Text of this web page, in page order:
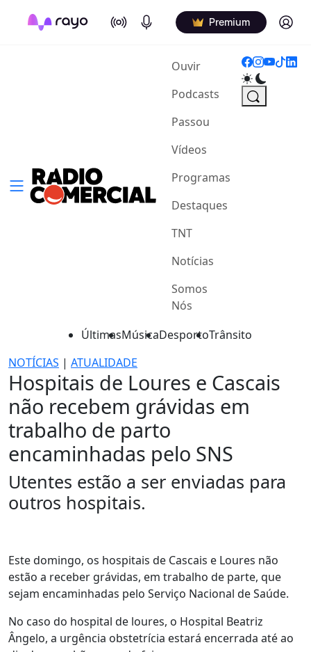
On Air Podcasts Premium Log in
Ouvir(current)
Podcasts
Passou
Vídeos
Programas
Destaques
TNT
Notícias
Somos
Nós
ÚltimasMúsicaDesportoTrânsito
NOTÍCIAS | ATUALIDADE
Hospitais de Loures e Cascais
não recebem grávidas em
trabalho de parto
encaminhadas pelo SNS
Utentes estão a ser enviadas para
outros hospitais.
Este domingo, os hospitais de Cascais e Loures não
estão a receber grávidas, em trabalho de parte, que
sejam encaminhadas pelo Serviço Nacional de Saúde.
No caso do hospital de loures, o Hospital Beatriz
Ângelo, a urgência obstetrícia estará encerrada até ao